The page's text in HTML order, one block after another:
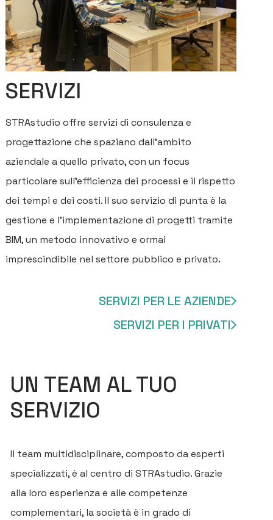
SERVIZI
STRAstudio offre servizi di consulenza e
progettazione che spaziano dall’ambito
aziendale a quello privato, con un focus
particolare sull’efficienza dei processi e il rispetto
dei tempi e dei costi. Il suo servizio di punta è la
gestione e l’implementazione di progetti tramite
BIM, un metodo innovativo e ormai
imprescindibile nel settore pubblico e privato.
SERVIZI PER LE AZIENDE
SERVIZI PER I PRIVATI
UN TEAM AL TUO
SERVIZIO
Il team multidisciplinare, composto da esperti
specializzati, è al centro di STRAstudio. Grazie
alla loro esperienza e alle competenze
complementari, la società è in grado di